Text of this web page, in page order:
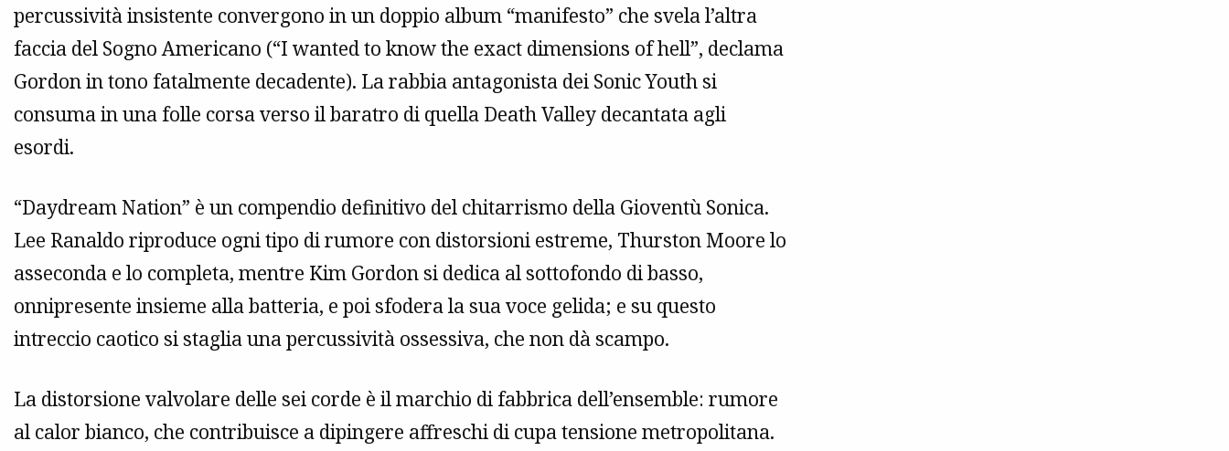
percussività insistente convergono in un doppio album “manifesto” che svela l’altra
faccia del Sogno Americano (“I wanted to know the exact dimensions of hell”, declama
Gordon in tono fatalmente decadente). La rabbia antagonista dei Sonic Youth si
consuma in una folle corsa verso il baratro di quella Death Valley decantata agli
esordi.
“Daydream Nation” è un compendio definitivo del chitarrismo della Gioventù Sonica.
Lee Ranaldo riproduce ogni tipo di rumore con distorsioni estreme, Thurston Moore lo
asseconda e lo completa, mentre Kim Gordon si dedica al sottofondo di basso,
onnipresente insieme alla batteria, e poi sfodera la sua voce gelida; e su questo
intreccio caotico si staglia una percussività ossessiva, che non dà scampo.
La distorsione valvolare delle sei corde è il marchio di fabbrica dell’ensemble: rumore
al calor bianco, che contribuisce a dipingere affreschi di cupa tensione metropolitana.